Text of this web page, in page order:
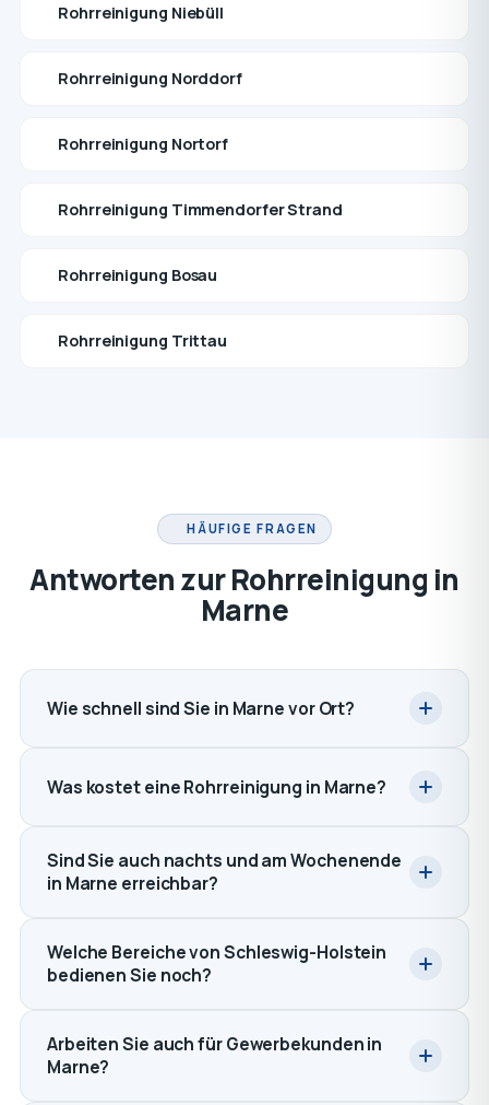
Rohrreinigung Niebüll
Rohrreinigung Norddorf
Rohrreinigung Nortorf
Rohrreinigung Timmendorfer Strand
Rohrreinigung Bosau
Rohrreinigung Trittau
HÄUFIGE FRAGEN
Antworten zur Rohrreinigung in
Marne
Wie schnell sind Sie in Marne vor Ort?
Was kostet eine Rohrreinigung in Marne?
Sind Sie auch nachts und am Wochenende
in Marne erreichbar?
Welche Bereiche von Schleswig-Holstein
bedienen Sie noch?
Arbeiten Sie auch für Gewerbekunden in
Marne?